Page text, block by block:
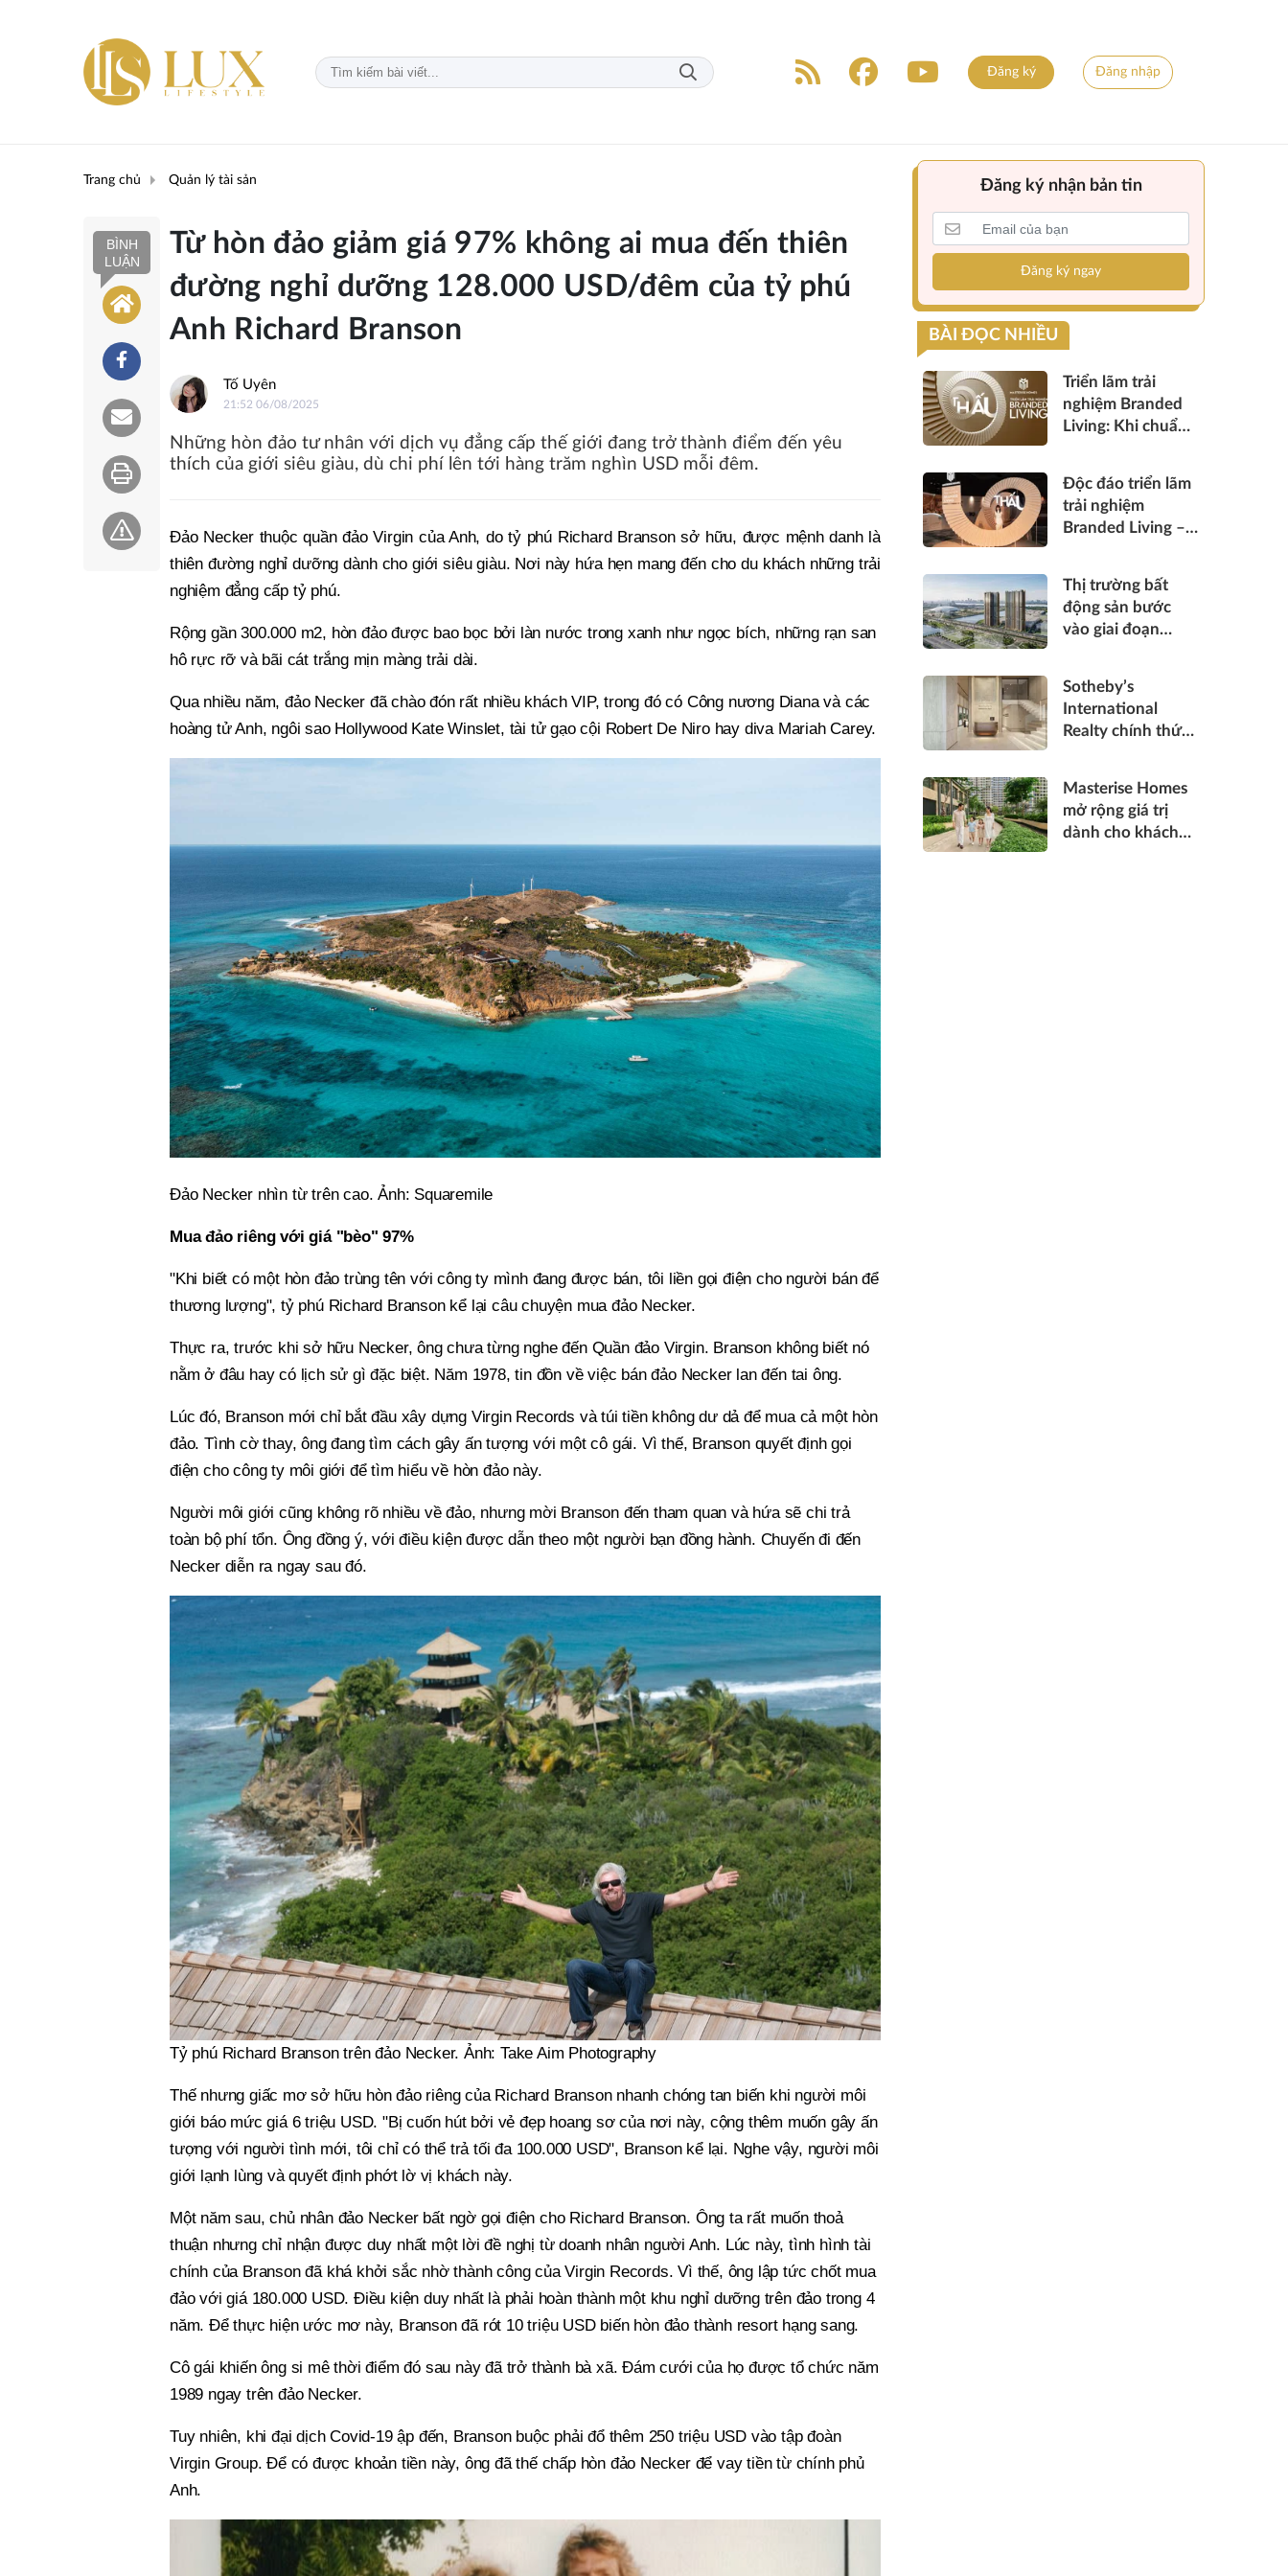
Đăng ký Đăng nhập
Trang chủ Quản lý tài sản
BÌNH
LUẬN
Từ hòn đảo giảm giá 97% không ai mua đến thiên
đường nghỉ dưỡng 128.000 USD/đêm của tỷ phú
Anh Richard Branson
Tố Uyên
21:52 06/08/2025
Những hòn đảo tư nhân với dịch vụ đẳng cấp thế giới đang trở thành điểm đến yêu
thích của giới siêu giàu, dù chi phí lên tới hàng trăm nghìn USD mỗi đêm.
Đảo Necker thuộc quần đảo Virgin của Anh, do tỷ phú Richard Branson sở hữu, được mệnh danh là
thiên đường nghỉ dưỡng dành cho giới siêu giàu. Nơi này hứa hẹn mang đến cho du khách những trải
nghiệm đẳng cấp tỷ phú.
Rộng gần 300.000 m2, hòn đảo được bao bọc bởi làn nước trong xanh như ngọc bích, những rạn san
hô rực rỡ và bãi cát trắng mịn màng trải dài.
Qua nhiều năm, đảo Necker đã chào đón rất nhiều khách VIP, trong đó có Công nương Diana và các
hoàng tử Anh, ngôi sao Hollywood Kate Winslet, tài tử gạo cội Robert De Niro hay diva Mariah Carey.
Đảo Necker nhìn từ trên cao. Ảnh: Squaremile
Mua đảo riêng với giá "bèo" 97%
"Khi biết có một hòn đảo trùng tên với công ty mình đang được bán, tôi liền gọi điện cho người bán để
thương lượng", tỷ phú Richard Branson kể lại câu chuyện mua đảo Necker.
Thực ra, trước khi sở hữu Necker, ông chưa từng nghe đến Quần đảo Virgin. Branson không biết nó
nằm ở đâu hay có lịch sử gì đặc biệt. Năm 1978, tin đồn về việc bán đảo Necker lan đến tai ông.
Lúc đó, Branson mới chỉ bắt đầu xây dựng Virgin Records và túi tiền không dư dả để mua cả một hòn
đảo. Tình cờ thay, ông đang tìm cách gây ấn tượng với một cô gái. Vì thế, Branson quyết định gọi
điện cho công ty môi giới để tìm hiểu về hòn đảo này.
Người môi giới cũng không rõ nhiều về đảo, nhưng mời Branson đến tham quan và hứa sẽ chi trả
toàn bộ phí tổn. Ông đồng ý, với điều kiện được dẫn theo một người bạn đồng hành. Chuyến đi đến
Necker diễn ra ngay sau đó.
Tỷ phú Richard Branson trên đảo Necker. Ảnh: Take Aim Photography
Thế nhưng giấc mơ sở hữu hòn đảo riêng của Richard Branson nhanh chóng tan biến khi người môi
giới báo mức giá 6 triệu USD. "Bị cuốn hút bởi vẻ đẹp hoang sơ của nơi này, cộng thêm muốn gây ấn
tượng với người tình mới, tôi chỉ có thể trả tối đa 100.000 USD", Branson kể lại. Nghe vậy, người môi
giới lạnh lùng và quyết định phớt lờ vị khách này.
Một năm sau, chủ nhân đảo Necker bất ngờ gọi điện cho Richard Branson. Ông ta rất muốn thoả
thuận nhưng chỉ nhận được duy nhất một lời đề nghị từ doanh nhân người Anh. Lúc này, tình hình tài
chính của Branson đã khá khởi sắc nhờ thành công của Virgin Records. Vì thế, ông lập tức chốt mua
đảo với giá 180.000 USD. Điều kiện duy nhất là phải hoàn thành một khu nghỉ dưỡng trên đảo trong 4
năm. Để thực hiện ước mơ này, Branson đã rót 10 triệu USD biến hòn đảo thành resort hạng sang.
Cô gái khiến ông si mê thời điểm đó sau này đã trở thành bà xã. Đám cưới của họ được tổ chức năm
1989 ngay trên đảo Necker.
Tuy nhiên, khi đại dịch Covid-19 ập đến, Branson buộc phải đổ thêm 250 triệu USD vào tập đoàn
Virgin Group. Để có được khoản tiền này, ông đã thế chấp hòn đảo Necker để vay tiền từ chính phủ
Anh.
Đăng ký nhận bản tin
Đăng ký ngay
BÀI ĐỌC NHIỀU
Triển lãm trải
nghiệm Branded
Living: Khi chuẩn
từng điểm chạm
Độc đáo triển lãm
trải nghiệm
Branded Living –
“thấu cảm” tinh
hoa về không gian
sống hàng hiệu
Thị trường bất
động sản bước
vào giai đoạn
đang dành cho ai?
Sotheby’s
International
Realty chính thức
đưa bất động sản
hạng sang kết nối
toàn cầu
Masterise Homes
mở rộng giá trị
dành cho khách